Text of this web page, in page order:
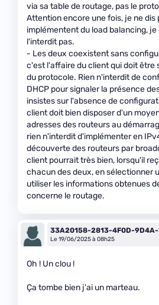
via sa table de routage, pas le
Attention encore une fois, je ne dis
implémentent du load balancing,
l'interdit pas.
- Les deux coexistent sans
c'est l'affaire du client qui doit être
du protocole. Rien n'interdit de
DHCP pour signaler la présence
insistes sur l'absence de
client doit bien disposer d'un
adresses des routeurs au
rien n'interdit d'implémenter en
découverte des routeurs par
client pourrait très bien, lorsqu'il
chacun des deux, en sélectionner
utiliser les informations obtenues
concerne le routage.
33A20158-2813-4F0D-9D4A-
Le 19/06/2025 à 08h25
Oh ! Un clou !
Ça tombe bien j'ai un marteau.